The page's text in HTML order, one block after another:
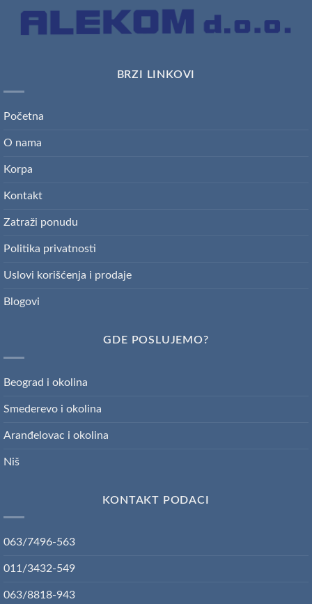
BRZI LINKOVI
Početna
O nama
Korpa
Kontakt
Zatraži ponudu
Politika privatnosti
Uslovi korišćenja i prodaje
Blogovi
GDE POSLUJEMO?
Beograd i okolina
Smederevo i okolina
Aranđelovac i okolina
Niš
KONTAKT PODACI
063/7496-563
011/3432-549
063/8818-943